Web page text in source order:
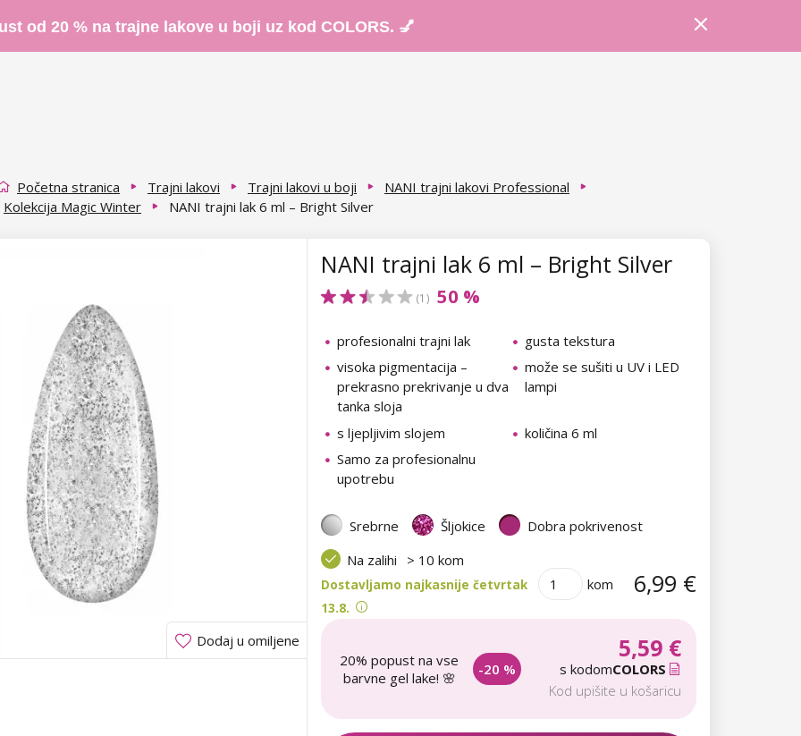
od 20 % na trajne lakove u boji uz kod COLORS. 💅
Početna stranica Trajni lakovi Trajni lakovi u boji
NANI trajni lakovi Professional
Kolekcija Magic Winter
NANI trajni lak 6 ml – Bright Silver
Dodaj u omiljene
NANI trajni lak 6 ml – Bright Silver
(1) 50 %
profesionalni trajni lak
gusta tekstura
visoka pigmentacija –
prekrasno prekrivanje u dva
tanka sloja
može se sušiti u UV i LED
lampi
s ljepljivim slojem
količina 6 ml
Samo za profesionalnu
upotrebu
Srebrne Šljokice
Dobra pokrivenost
Na zalihi
> 10 kom
Dostavljamo najkasnije četvrtak
13.8.
kom 6,99 €
20% popust na vse
barvne gel lake! 🌸
-20 %
5,59 €
s kodomCOLORS
Kod upišite u košaricu